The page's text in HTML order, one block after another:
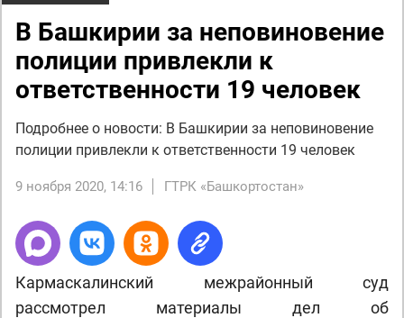
В Башкирии за неповиновение
полиции привлекли к
ответственности 19 человек
Подробнее о новости: В Башкирии за неповиновение
полиции привлекли к ответственности 19 человек
9 ноября 2020, 14:16 ГТРК «Башкортостан»
Кармаскалинский межрайонный суд
рассмотрел материалы дел об